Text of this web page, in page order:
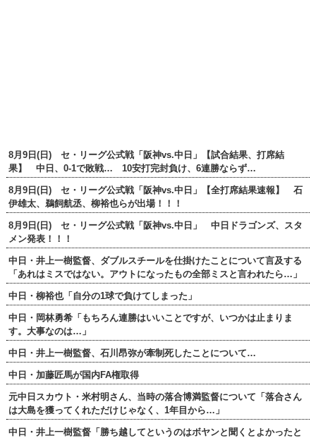
8月9日(日) セ・リーグ公式戦「阪神vs.中日」【試合結果、打席結
果】 中日、0-1で敗戦… 10安打完封負け、6連勝ならず…
8月9日(日) セ・リーグ公式戦「阪神vs.中日」【全打席結果速報】 石
伊雄太、鵜飼航丞、柳裕也らが出場！！！
8月9日(日) セ・リーグ公式戦「阪神vs.中日」 中日ドラゴンズ、スタ
メン発表！！！
中日・井上一樹監督、ダブルスチールを仕掛けたことについて言及する
「あれはミスではない。アウトになったもの全部ミスと言われたら…」
中日・柳裕也「自分の1球で負けてしまった」
中日・岡林勇希「もちろん連勝はいいことですが、いつかは止まりま
す。大事なのは…」
中日・井上一樹監督、石川昂弥が牽制死したことについて…
中日・加藤匠馬が国内FA権取得
元中日スカウト・米村明さん、当時の落合博満監督について「落合さん
は大島を獲ってくれただけじゃなく、1年目から…」
中日・井上一樹監督「勝ち越してというのはボヤンと聞くとよかったと